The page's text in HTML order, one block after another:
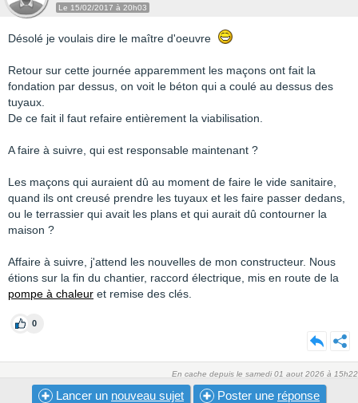
Le 15/02/2017 à 20h03
Désolé je voulais dire le maître d'oeuvre
Retour sur cette journée apparemment les maçons ont fait la
fondation par dessus, on voit le béton qui a coulé au dessus des
tuyaux.
De ce fait il faut refaire entièrement la viabilisation.
A faire à suivre, qui est responsable maintenant ?
Les maçons qui auraient dû au moment de faire le vide sanitaire,
quand ils ont creusé prendre les tuyaux et les faire passer dedans,
ou le terrassier qui avait les plans et qui aurait dû contourner la
maison ?
Affaire à suivre, j'attend les nouvelles de mon constructeur. Nous
étions sur la fin du chantier, raccord électrique, mis en route de la
pompe à chaleur et remise des clés.
0
En cache depuis le samedi 01 aout 2026 à 15h22
Lancer un nouveau sujet Poster une réponse